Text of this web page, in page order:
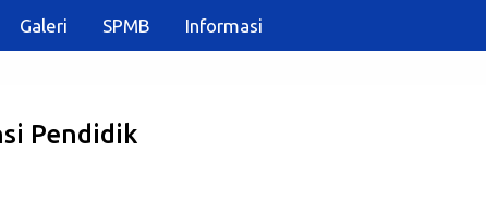
Galeri SPMB Informasi
Langsung ke konten utama
Pendidik